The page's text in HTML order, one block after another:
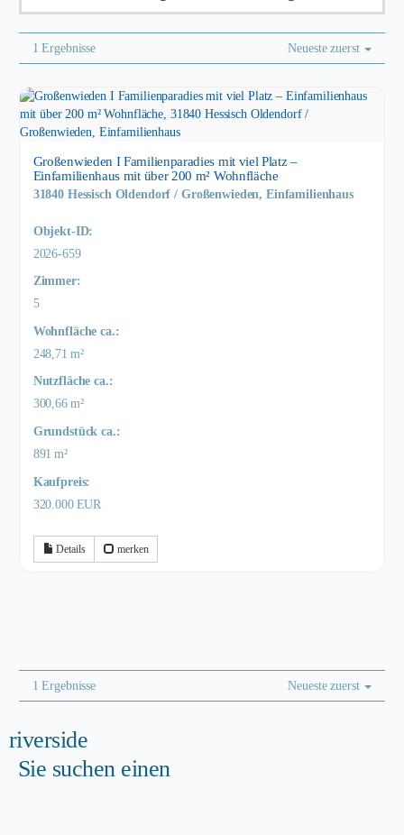
1 Ergebnisse Neueste zuerst
Großenwieden I Familienparadies mit viel Platz –
Einfamilienhaus mit über 200 m² Wohnfläche
31840 Hessisch Oldendorf / Großenwieden, Einfamilienhaus
Objekt-ID:
2026-659
Zimmer:
5
Wohnfläche ca.:
248,71 m²
Nutzfläche ca.:
300,66 m²
Grund­stück ca.:
891 m²
Kaufpreis:
320.000 EUR
Details merken
1 Ergebnisse Neueste zuerst
Sie suchen einen
riverside